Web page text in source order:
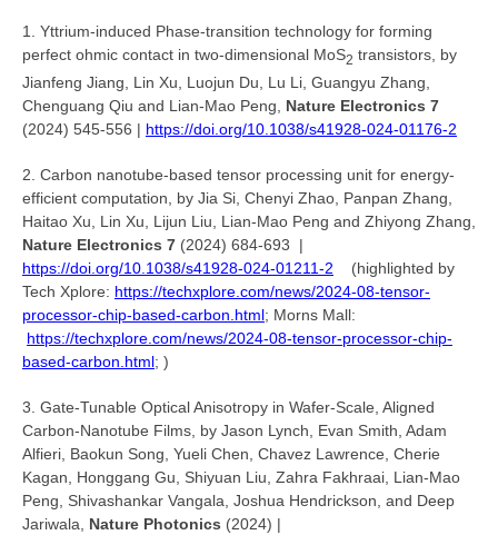
1. Yttrium-induced Phase-transition technology for forming
perfect ohmic contact in two-dimensional MoS2 transistors, by
Jianfeng Jiang, Lin Xu, Luojun Du, Lu Li, Guangyu Zhang,
Chenguang Qiu and Lian-Mao Peng, Nature Electronics 7
(2024) 545-556 | https://doi.org/10.1038/s41928-024-01176-2
2. Carbon nanotube-based tensor processing unit for energy-
efficient computation, by Jia Si, Chenyi Zhao, Panpan Zhang,
Haitao Xu, Lin Xu, Lijun Liu, Lian-Mao Peng and Zhiyong Zhang,
Nature Electronics 7 (2024) 684-693 |
https://doi.org/10.1038/s41928-024-01211-2 (highlighted by
Tech Xplore: https://techxplore.com/news/2024-08-tensor-
processor-chip-based-carbon.html; Morns Mall:
https://techxplore.com/news/2024-08-tensor-processor-chip-
based-carbon.html; )
3. Gate-Tunable Optical Anisotropy in Wafer-Scale, Aligned
Carbon-Nanotube Films, by Jason Lynch, Evan Smith, Adam
Alfieri, Baokun Song, Yueli Chen, Chavez Lawrence, Cherie
Kagan, Honggang Gu, Shiyuan Liu, Zahra Fakhraai, Lian-Mao
Peng, Shivashankar Vangala, Joshua Hendrickson, and Deep
Jariwala, Nature Photonics (2024) |